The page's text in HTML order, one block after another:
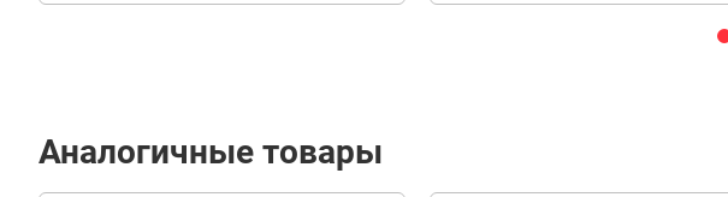
Аналогичные товары